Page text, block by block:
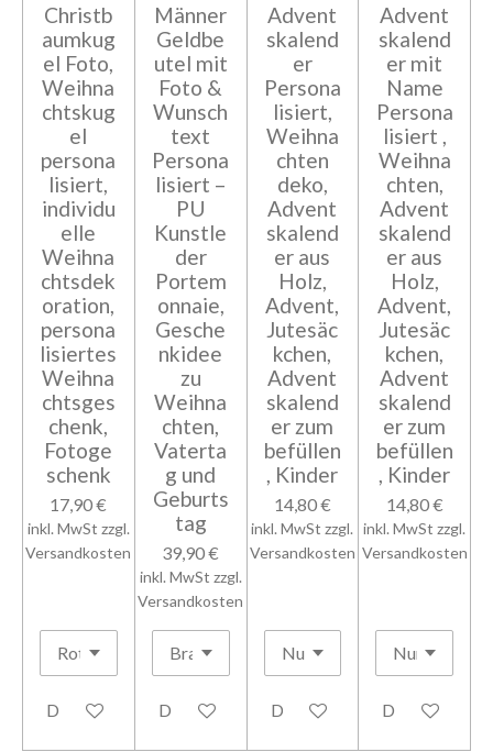
Christb
aumkug
el Foto,
Weihna
chtskug
el
persona
lisiert,
individu
elle
Weihna
chtsdek
oration,
persona
lisiertes
Weihna
chtsges
chenk,
Fotoge
schenk
17,90 €
inkl. MwSt zzgl.
Versandkosten
Details anzeigen
Männer
Geldbe
utel mit
Foto &
Wunsch
text
Persona
lisiert –
PU
Kunstle
der
Portem
onnaie,
Gesche
nkidee
zu
Weihna
chten,
Vaterta
g und
Geburts
tag
39,90 €
inkl. MwSt zzgl.
Versandkosten
Details anzeigen
Advent
skalend
er
Persona
lisiert,
Weihna
chten
deko,
Advent
skalend
er aus
Holz,
Advent,
Jutesäc
kchen,
Advent
skalend
er zum
befüllen
, Kinder
14,80 €
inkl. MwSt zzgl.
Versandkosten
Details anzeigen
Advent
skalend
er mit
Name
Persona
lisiert ,
Weihna
chten,
Advent
skalend
er aus
Holz,
Advent,
Jutesäc
kchen,
Advent
skalend
er zum
befüllen
, Kinder
14,80 €
inkl. MwSt zzgl.
Versandkosten
Details